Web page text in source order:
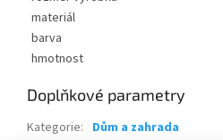
materiál
barva
hmotnost
Doplňkové parametry
Kategorie: Dům a zahrada